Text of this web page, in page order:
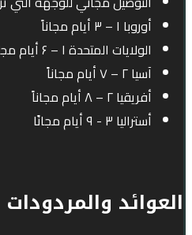
أوروبا ۱ – ۳ أيام مجاناً
الولايات المتحدة ۱ – ۶ أيام مجاناً
آسيا ۲ – ۷ أيام مجاناً
أفريقيا ۲ – ۸ أيام مجاناً
أستراليا ۳ - ۹ أيام مجانًا
العوائد والمردودات